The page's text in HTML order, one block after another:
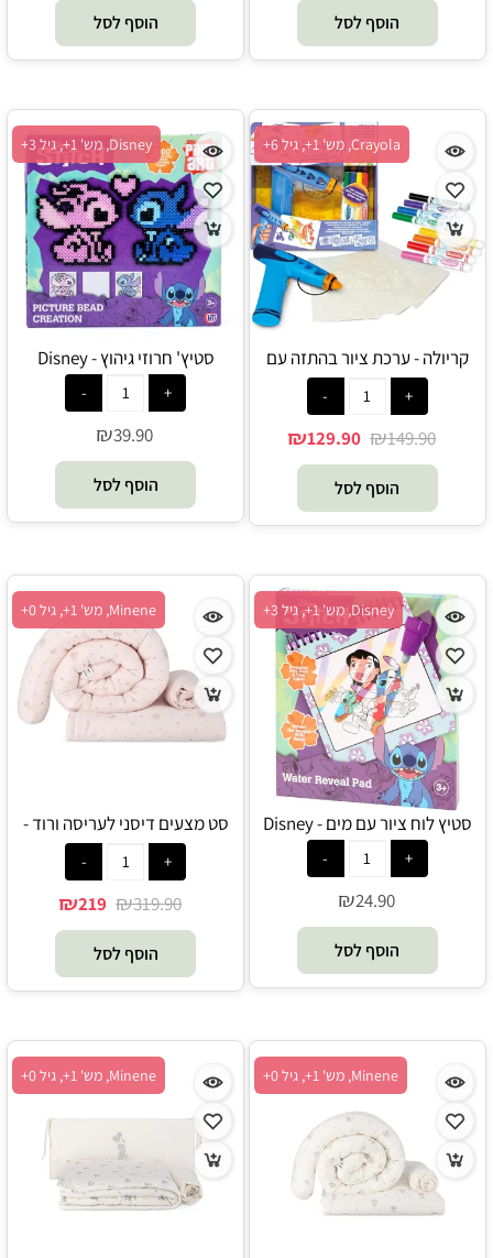
הוסף לסל הוסף לסל
Crayola, מש' 1+, גיל 6+
קריולה - ערכת ציור בהתזה עם
טושים רחיצים ושבלונות - Crayola
₪149.90
₪129.90
הוסף לסל
Disney, מש' 1+, גיל 3+
סטיץ' חרוזי גיהוץ - Disney
₪39.90
הוסף לסל
Disney, מש' 1+, גיל 3+
סטיץ לוח ציור עם מים - Disney
₪24.90
הוסף לסל
Minene, מש' 1+, גיל 0+
סט מצעים דיסני לעריסה ורוד -
Minene
₪319.90
₪219
הוסף לסל
Minene, מש' 1+, גיל 0+ Minene, מש' 1+, גיל 0+